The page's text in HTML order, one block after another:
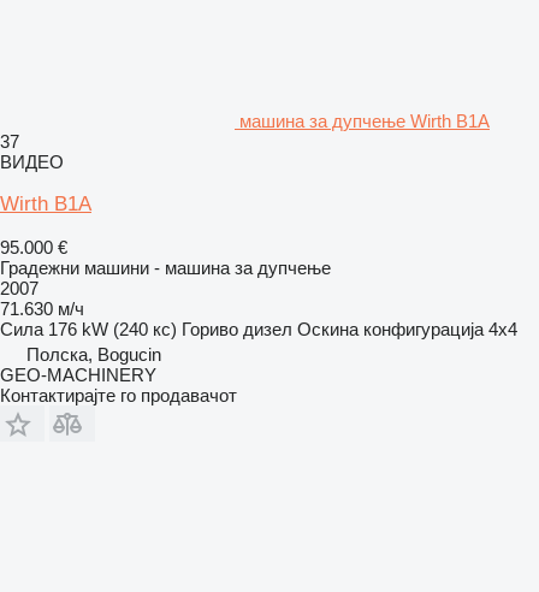
машина за дупчење Wirth B1A
37
ВИДЕО
Wirth B1A
95.000 €
Градежни машини - машина за дупчење
2007
71.630 м/ч
Сила 176 kW (240 кс) Гориво дизел Оскина конфигурација 4x4
Полска, Bogucin
GEO-MACHINERY
Контактирајте го продавачот